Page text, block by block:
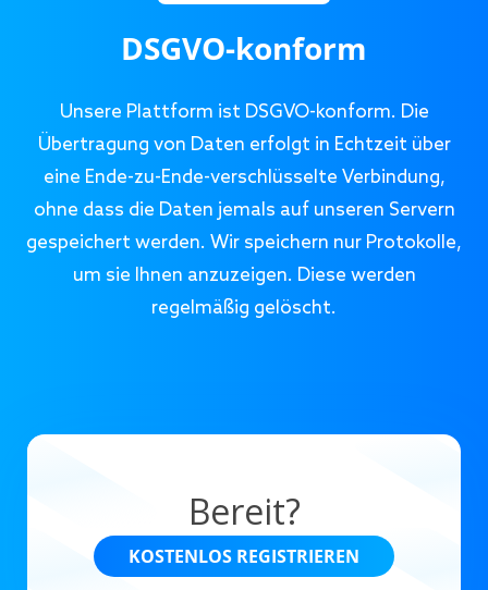
DSGVO-konform
Unsere Plattform ist DSGVO-konform. Die
Übertragung von Daten erfolgt in Echtzeit über
eine Ende-zu-Ende-verschlüsselte Verbindung,
ohne dass die Daten jemals auf unseren Servern
gespeichert werden. Wir speichern nur Protokolle,
um sie Ihnen anzuzeigen. Diese werden
regelmäßig gelöscht.
Bereit?
KOSTENLOS REGISTRIEREN